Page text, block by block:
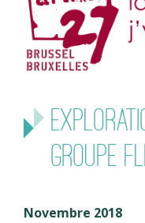
groupe
Novembre 2018